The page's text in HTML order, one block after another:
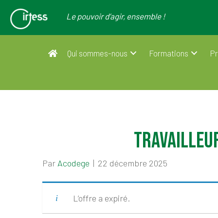
Le pouvoir d’agir, ensemble !
Qui sommes-nous Formations
Par Acodege | 22 décembre 2025
L’offre a expiré.